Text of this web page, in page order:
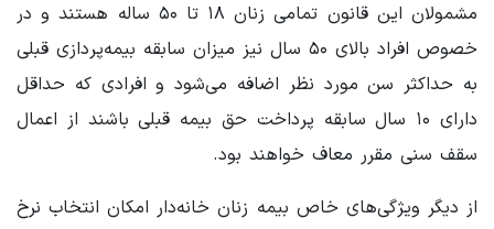
مشمولان این قانون تمامی زنان ۱۸ تا ۵۰ ساله هستند و در
خصوص افراد بالای ۵۰ سال نیز میزان سابقه بیمه‌پردازی قبلی
به حداکثر سن مورد نظر اضافه می‌شود و افرادی که حداقل
دارای ۱۰ سال سابقه پرداخت حق بیمه قبلی باشند از اعمال
سقف سنی مقرر معاف خواهند بود.
از دیگر ویژگی‌های خاص بیمه زنان خانه‌دار امکان انتخاب نرخ